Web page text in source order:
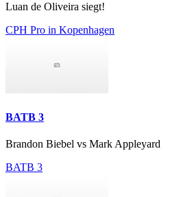
Luan de Oliveira siegt!
CPH Pro in Kopenhagen
BATB 3
Brandon Biebel vs Mark Appleyard
BATB 3